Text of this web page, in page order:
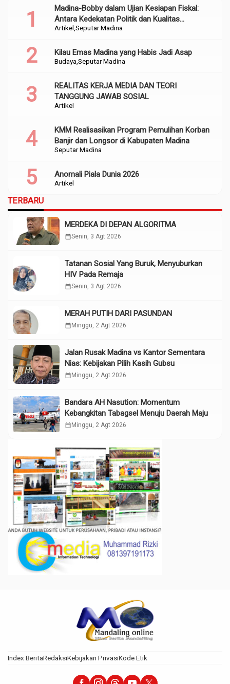
Artikel Seputar Madina
Madina-Bobby dalam Ujian Kesiapan Fiskal:
Antara Kedekatan Politik dan Kualitas
Perencanaan
Budaya Seputar Madina
Kilau Emas Madina yang Habis Jadi Asap
Artikel
REALITAS KERJA MEDIA DAN TEORI
TANGGUNG JAWAB SOSIAL
Seputar Madina
KMM Realisasikan Program Pemulihan Korban
Banjir dan Longsor di Kabupaten Madina
Artikel
Anomali Piala Dunia 2026
TERBARU
MERDEKA DI DEPAN ALGORITMA
calendar_monthSenin, 3 Agt 2026
Tatanan Sosial Yang Buruk, Menyuburkan
HIV Pada Remaja
calendar_monthSenin, 3 Agt 2026
MERAH PUTIH DARI PASUNDAN
calendar_month Minggu, 2 Agt 2026
Jalan Rusak Madina vs Kantor Sementara
Nias: Kebijakan Pilih Kasih Gubsu
calendar_month Minggu, 2 Agt 2026
Bandara AH Nasution: Momentum
Kebangkitan Tabagsel Menuju Daerah Maju
calendar_month Minggu, 2 Agt 2026
Index BeritaRedaksiKebijakan PrivasiKode Etik